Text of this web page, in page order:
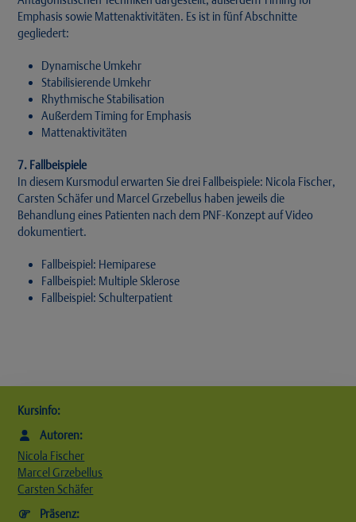
Emphasis sowie Mattenaktivitäten. Es ist in fünf Abschnitte
gegliedert:
Dynamische Umkehr
Stabilisierende Umkehr
Rhythmische Stabilisation
Außerdem Timing for Emphasis
Mattenaktivitäten
7. Fallbeispiele
In diesem Kursmodul erwarten Sie drei Fallbeispiele: Nicola Fischer,
Carsten Schäfer und Marcel Grzebellus haben jeweils die
Behandlung eines Patienten nach dem PNF-Konzept auf Video
dokumentiert.
Fallbeispiel: Hemiparese
Fallbeispiel: Multiple Sklerose
Fallbeispiel: Schulterpatient
Kursinfo:
Autoren:
Nicola Fischer
Marcel Grzebellus
Carsten Schäfer
Präsenz: